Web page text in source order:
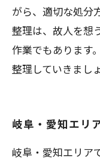
がら、適切な処分
整理は、故人を想
作業でもあります
整理していきまし
岐阜・愛知エリ
岐阜・愛知エリア